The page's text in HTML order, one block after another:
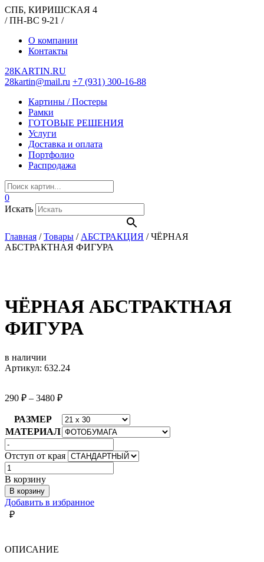
СПБ, КИРИШСКАЯ 4
/ ПН-ВС 9-21 /
О компании
Контакты
28KARTIN.RU
28kartin@mail.ru +7 (931) 300-16-88
Картины / Постеры
Рамки
ГОТОВЫЕ РЕШЕНИЯ
Услуги
Доставка и оплата
Портфолио
Распродажа
0
Искать
Главная /Товары / АБСТРАКЦИЯ /ЧЁРНАЯ
АБСТРАКТНАЯ ФИГУРА
ЧЁРНАЯ АБСТРАКТНАЯ
ФИГУРА
в наличии
Артикул: 632.24
290 ₽ – 3480 ₽
РАЗМЕР
МАТЕРИАЛ
Отступ от края
Количество
товара
ЧЁРНАЯ
АБСТРАКТНАЯ
ФИГУРА
В корзину
В корзину
Добавить в избранное
₽
ОПИСАНИЕ